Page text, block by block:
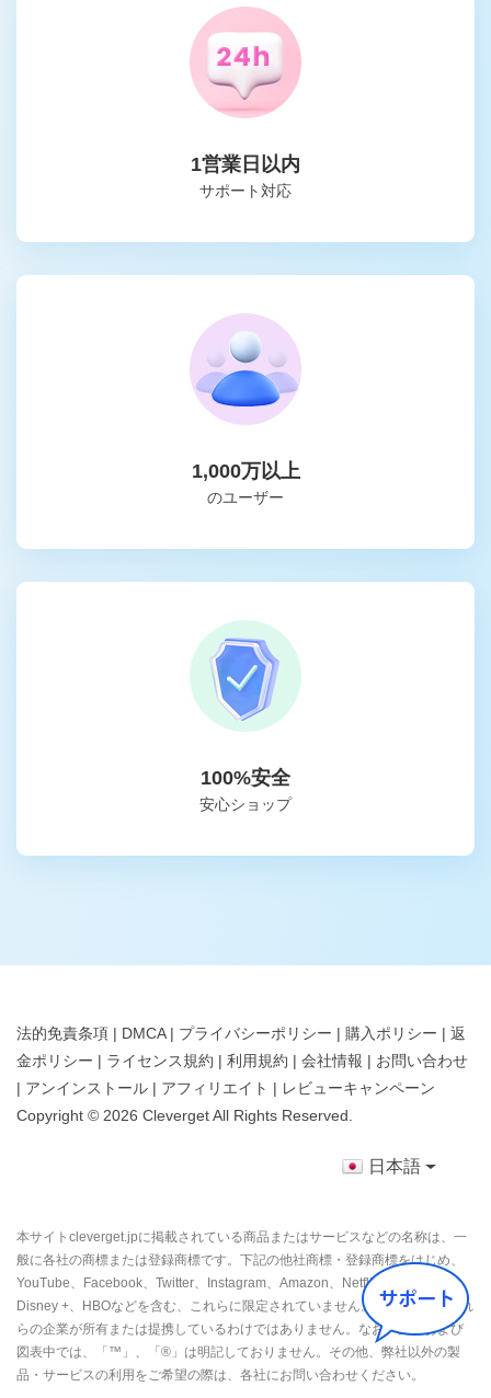
1営業日以内
サポート対応
1,000万以上
のユーザー
100%安全
安心ショップ
法的免責条項 | DMCA| プライバシーポリシー | 購入ポリシー | 返
金ポリシー | ライセンス規約 | 利用規約 | 会社情報 | お問い合わせ
| アンインストール | アフィリエイト | レビューキャンペーン
Copyright © 2026 ClevergetAll Rights Reserved.
日本語
本サイトcleverget.jpに掲載されている商品またはサービスなどの名称は、一
般に各社の商標または登録商標です。下記の他社商標・登録商標をはじめ、
YouTube、Facebook、Twitter、Instagram、Amazon、Netflix、Hulu、
Disney +、HBOなどを含む、これらに限定されていません。CleverGetはこれ
らの企業が所有または提携しているわけではありません。なお、文章および
図表中では、「™」、「®」は明記しておりません。その他、弊社以外の製
品・サービスの利用をご希望の際は、各社にお問い合わせください。